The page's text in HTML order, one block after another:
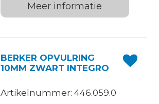
Meer informatie
BERKER OPVULRING
10MM ZWART INTEGRO
Artikelnummer: 446.059.0